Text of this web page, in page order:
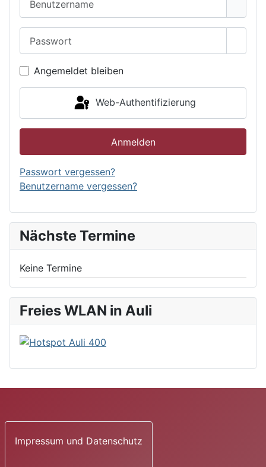
Angemeldet bleiben
Web-Authentifizierung
Anmelden
Passwort vergessen?
Benutzername vergessen?
Nächste Termine
Keine Termine
Freies WLAN in Auli
Impressum und Datenschutz